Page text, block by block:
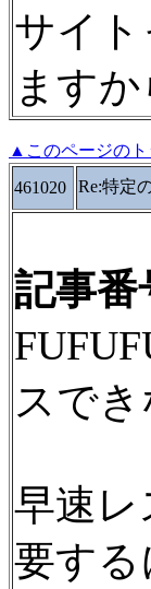
サイ
ますか
▲このページのト
461020
Re:特定
記事番
スで
早速
要す